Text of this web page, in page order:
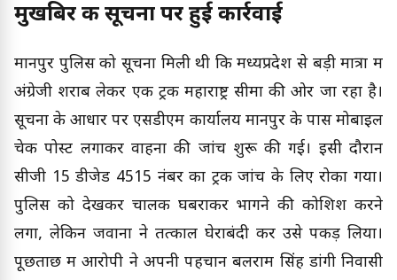
मुखबिर की सूचना पर हुई कार्रवाई
मानपुर पुलिस को सूचना मिली थी कि मध्यप्रदेश से बड़ी मात्रा में
अंग्रेजी शराब लेकर एक ट्रक महाराष्ट्र सीमा की ओर जा रहा है।
सूचना के आधार पर एसडीएम कार्यालय मानपुर के पास मोबाइल
चेक पोस्ट लगाकर वाहनों की जांच शुरू की गई। इसी दौरान
सीजी 15 डीजेड 4515 नंबर का ट्रक जांच के लिए रोका गया।
पुलिस को देखकर चालक घबराकर भागने की कोशिश करने
लगा, लेकिन जवानों ने तत्काल घेराबंदी कर उसे पकड़ लिया।
पूछताछ में आरोपी ने अपनी पहचान बलराम सिंह डांगी निवासी